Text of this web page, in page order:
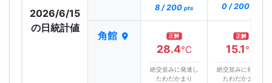
2026/6/15
の日統計値
8 / 200 pts 0 / 200
角館 正解
28.4℃
絶交並みに発達し
たわだかまり
正解
15.1℃
絶交並みに発達し
たわだかまり